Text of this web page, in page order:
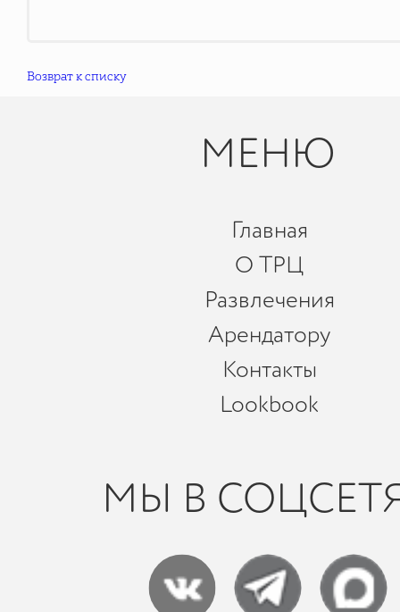
Возврат к списку
МЕНЮ
Главная
О ТРЦ
Развлечения
Арендатору
Контакты
Lookbook
МЫ В